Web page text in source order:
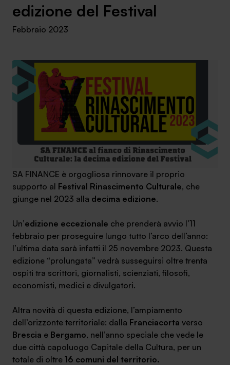
News ed eventi
Chi siamo
Contatti
Lavora con noi
+030.3540104
info@safinance.it
SA Finance Mediazione Creditizia Srl, società di mediazione creditizia iscritta
all'Oam n.M336
edizione del Festival
Febbraio 2023
SA FINANCE è orgogliosa rinnovare il proprio
supporto al Festival Rinascimento Culturale, che
giunge nel 2023 alla decima edizione.
Un’edizione eccezionale che prenderà avvio l’11
febbraio per proseguire lungo tutto l’arco dell’anno:
l’ultima data sarà infatti il 25 novembre 2023. Questa
edizione “prolungata” vedrà susseguirsi oltre trenta
ospiti tra scrittori, giornalisti, scienziati, filosofi,
economisti, medici e divulgatori.
Altra novità di questa edizione, l’ampiamento
dell’orizzonte territoriale: dalla Franciacorta verso
Brescia e Bergamo, nell’anno speciale che vede le
due città capoluogo Capitale della Cultura, per un
totale di oltre 16 comuni del territorio.